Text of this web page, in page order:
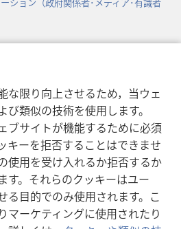
な限り向上させるため，当ウェ
類似の技術を使用します。
ブサイトが機能するために必須
キーを拒否することはできませ
使用を受け入れるか拒否するか
す。それらのクッキーはユー
る目的でのみ使用されます。こ
マーケティングに使用されたり
ライブラリー